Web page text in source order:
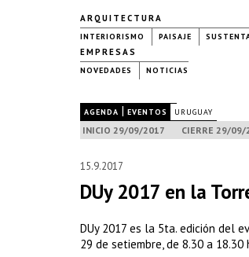
ARQUITECTURA
INTERIORISMO PAISAJE
EMPRESAS
NOVEDADES NOTICIAS
AGENDA | EVENTOS URUGUAY
INICIO 29/09/2017 CIERRE 29/09/
15.9.2017
DUy 2017 en la
DUy 2017 es la 5ta. edición del
29 de setiembre, de 8.30 a